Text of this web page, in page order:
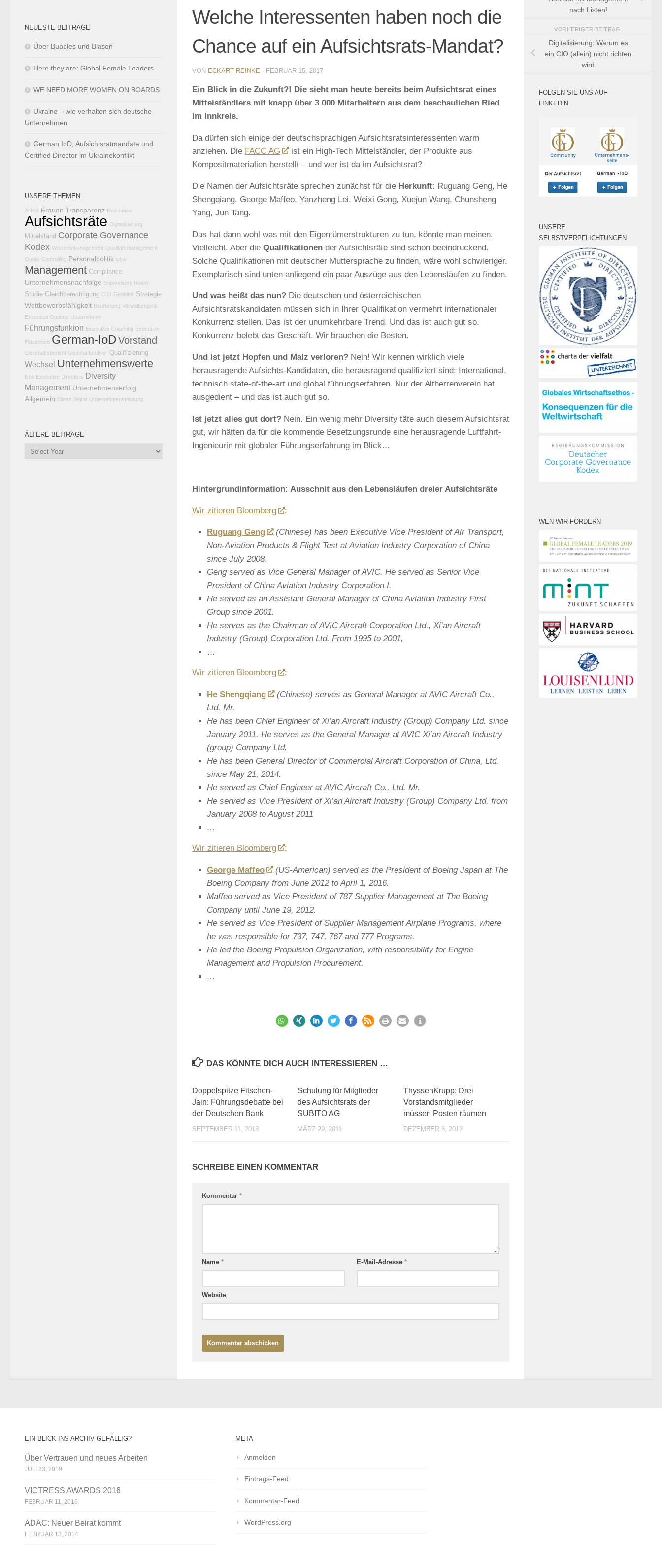
Welche Interessenten haben noch die
Chance auf ein Aufsichtsrats-Mandat?
VON ECKART REINKE · FEBRUAR 15, 2017
Ein Blick in die Zukunft?! Die sieht man heute bereits beim Aufsichtsrat eines
Mittelständlers mit knapp über 3.000 Mitarbeitern aus dem beschaulichen Ried
im Innkreis.
Da dürfen sich einige der deutschsprachigen Aufsichtsratsinteressenten warm
anziehen. Die FACC AG
ist ein High-Tech Mittelständler, der Produkte aus
Kompositmaterialien herstellt – und wer ist da im Aufsichtsrat?
Die Namen der Aufsichtsräte sprechen zunächst für die Herkunft: Ruguang Geng, He
Shengqiang, George Maffeo, Yanzheng Lei, Weixi Gong, Xuejun Wang, Chunsheng
Yang, Jun Tang.
Das hat dann wohl was mit den Eigentümerstrukturen zu tun, könnte man meinen.
Vielleicht. Aber die Qualifikationen der Aufsichtsräte sind schon beeindruckend.
Solche Qualifikationen mit deutscher Muttersprache zu finden, wäre wohl schwieriger.
Exemplarisch sind unten anliegend ein paar Auszüge aus den Lebensläufen zu finden.
Und was heißt das nun? Die deutschen und österreichischen
Aufsichtsratskandidaten müssen sich in Ihrer Qualifikation vermehrt internationaler
Konkurrenz stellen. Das ist der unumkehrbare Trend. Und das ist auch gut so.
Konkurrenz belebt das Geschäft. Wir brauchen die Besten.
Und ist jetzt Hopfen und Malz verloren? Nein! Wir kennen wirklich viele
herausragende Aufsichts-Kandidaten, die herausragend qualifiziert sind: International,
technisch state-of-the-art und global führungserfahren. Nur der Altherrenverein hat
ausgedient – und das ist auch gut so.
Ist jetzt alles gut dort? Nein. Ein wenig mehr Diversity täte auch diesem Aufsichtsrat
gut, wir hätten da für die kommende Besetzungsrunde eine herausragende Luftfahrt-
Ingenieurin mit globaler Führungserfahrung im Blick…
Hintergrundinformation: Ausschnit aus den Lebensläufen dreier Aufsichtsräte
Wir zitieren Bloomberg :
Ruguang Geng
(Chinese) has been Executive Vice President of Air Transport,
Non-Aviation Products & Flight Test at Aviation Industry Corporation of China
since July 2008.
Geng served as Vice General Manager of AVIC. He served as Senior Vice
President of China Aviation Industry Corporation I.
He served as an Assistant General Manager of China Aviation Industry First
Group since 2001.
He serves as the Chairman of AVIC Aircraft Corporation Ltd., Xi’an Aircraft
Industry (Group) Corporation Ltd. From 1995 to 2001,
…
Wir zitieren Bloomberg :
He Shengqiang
(Chinese) serves as General Manager at AVIC Aircraft Co.,
Ltd. Mr.
He has been Chief Engineer of Xi’an Aircraft Industry (Group) Company Ltd. since
January 2011. He serves as the General Manager at AVIC Xi’an Aircraft Industry
(group) Company Ltd.
He has been General Director of Commercial Aircraft Corporation of China, Ltd.
since May 21, 2014.
He served as Chief Engineer at AVIC Aircraft Co., Ltd. Mr.
He served as Vice President of Xi’an Aircraft Industry (Group) Company Ltd. from
January 2008 to August 2011
…
Wir zitieren Bloomberg :
George Maffeo
(US-American) served as the President of Boeing Japan at The
Boeing Company from June 2012 to April 1, 2016.
Maffeo served as Vice President of 787 Supplier Management at The Boeing
Company until June 19, 2012.
He served as Vice President of Supplier Management Airplane Programs, where
he was responsible for 737, 747, 767 and 777 Programs.
He led the Boeing Propulsion Organization, with responsibility for Engine
Management and Propulsion Procurement.
…
DAS KÖNNTE DICH AUCH INTERESSIEREN …
Doppelspitze Fitschen-
Jain: Führungsdebatte bei
der Deutschen Bank
SEPTEMBER 11, 2013
Schulung für Mitglieder
des Aufsichtsrats der
SUBITO AG
MÄRZ 29, 2011
ThyssenKrupp: Drei
Vorstandsmitglieder
müssen Posten räumen
DEZEMBER 6, 2012
SCHREIBE EINEN KOMMENTAR
Kommentar *
Name * E-Mail-Adresse*
Website
NEUESTE BEITRÄGE
Über Bubbles und Blasen
Here they are: Global Female Leaders
WE NEED MORE WOMEN ON BOARDS
Ukraine – wie verhalten sich deutsche
Unternehmen
German IoD, Aufsichtsratmandate und
Certified Director im Ukrainekonflikt
UNSERE THEMEN
AREX Frauen Transparenz Evaluation
Aufsichtsräte Digitalisierung
Mittelstand Corporate Governance
Kodex Wissensmanagement Qualitätsmanagement
Quote Controlling Personalpolitik wbw
Management Compliance
Unternehmensnachfolge Supervisory Board
Studie Gleichberechtigung CIO Gehälter Strategie
Wettbewerbsfähigkeit Beurteilung Verwaltungsrat
Executive Options Unternehmer
Führungsfunkion Executive Coaching Executive
Placement German-IoDVorstand
Geschäftsbericht Geschäftsführer Qualifizierung
Wechsel Unternehmenswerte
Non Executive Directors Diversity
Management Unternehmenserfolg
Allgemein Bilanz Beirat Unternehmensplanung
ÄLTERE BEITRÄGE
nach Listen!
VORHERIGER BEITRAG
Digitalisierung: Warum es
ein CIO (allein) nicht richten
wird
FOLGEN SIE UNS AUF
LINKEDIN
UNSERE
SELBSTVERPFLICHTUNGEN
WEN WIR FÖRDERN
EIN BLICK INS ARCHIV GEFÄLLIG?
Über Vertrauen und neues Arbeiten
JULI 23, 2019
VICTRESS AWARDS 2016
FEBRUAR 11, 2016
ADAC: Neuer Beirat kommt
FEBRUAR 13, 2014
META
Anmelden
Eintrags-Feed
Kommentar-Feed
WordPress.org